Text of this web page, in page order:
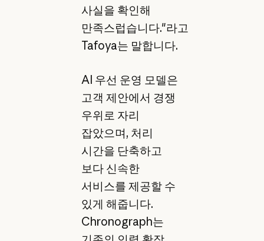
사실을 확인해
만족스럽습니다."라고
Tafoya는 말합니다.
AI 우선 운영 모델은
고객 제안에서 경쟁
우위로 자리
잡았으며, 처리
시간을 단축하고
보다 신속한
서비스를 제공할 수
있게 해줍니다.
Chronograph는